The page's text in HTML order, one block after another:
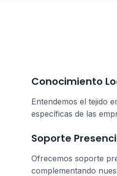
Conocimiento
Entendemos el tejido
específicas de las
Soporte
Ofrecemos soporte
complementando